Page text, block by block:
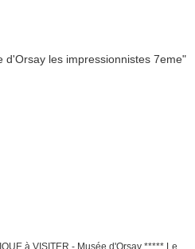
à VISITER - Musée d'Orsay ***** Le